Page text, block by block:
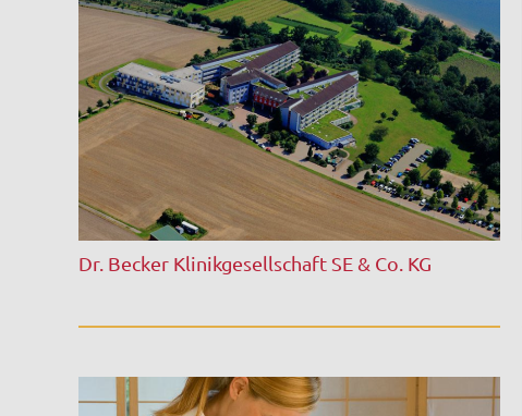
Dr. Becker Klinikgesellschaft SE & Co. KG